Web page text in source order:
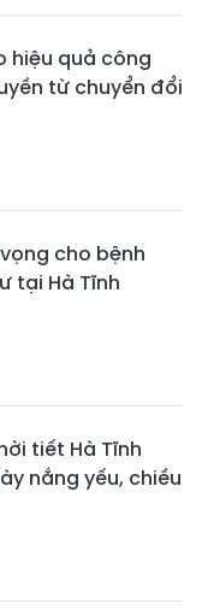
hiệu quả công
từ chuyển đổi
cho bệnh
tại Hà Tĩnh
tiết Hà Tĩnh
nắng yếu, chiều